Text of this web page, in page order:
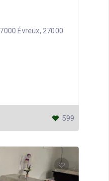
Évreux, 27000
599